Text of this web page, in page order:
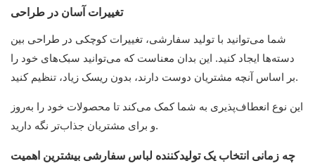
تغییرات آسان در طراحی
شما می‌توانید با تولید سفارشی، تغییرات کوچکی در طراحی بین
دسته‌ها ایجاد کنید. این بدان معناست که می‌توانید سبک‌های خود را
بر اساس آنچه مشتریان دوست دارند، بدون ریسک زیاد، تنظیم کنید.
این نوع انعطاف‌پذیری به شما کمک می‌کند تا محصولات خود را به‌روز
و برای مشتریان جذاب‌تر نگه دارید.
چه زمانی انتخاب یک تولیدکننده لباس سفارشی بیشترین اهمیت